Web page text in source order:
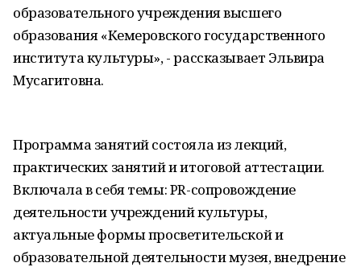
образовательного учреждения высшего
образования «Кемеровского государственного
института культуры», - рассказывает Эльвира
Мусагитовна.
Программа занятий состояла из лекций,
практических занятий и итоговой аттестации.
Включала в себя темы: PR-сопровождение
деятельности учреждений культуры,
актуальные формы просветительской и
образовательной деятельности музея, внедрение